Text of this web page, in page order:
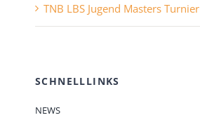
TNB LBS Jugend Masters Turnier
SCHNELLLINKS
NEWS